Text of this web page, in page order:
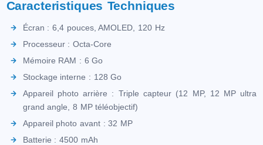
Caracteristiques Techniques
Écran : 6,4 pouces, AMOLED, 120 Hz
Processeur : Octa-Core
Mémoire RAM : 6 Go
Stockage interne : 128 Go
Appareil photo arrière : Triple capteur (12 MP, 12 MP ultra
grand angle, 8 MP téléobjectif)
Appareil photo avant : 32 MP
Batterie : 4500 mAh